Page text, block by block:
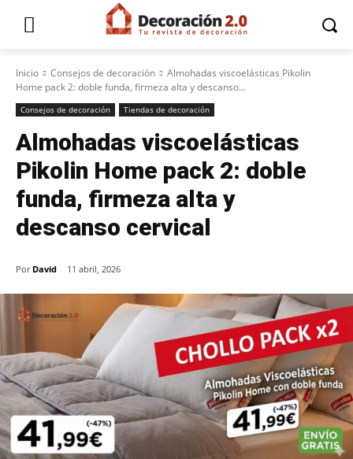
Inicio Consejos de decoración
Almohadas viscoelásticas Pikolin
Home pack 2: doble funda, firmeza alta y descanso...
Consejos de decoración Tiendas de decoración
Almohadas viscoelásticas
Pikolin Home pack 2: doble
funda, firmeza alta y
descanso cervical
Por David 11 abril, 2026